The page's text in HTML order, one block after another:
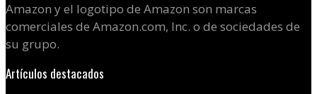
Amazon y el logotipo de Amazon son marcas
comerciales de Amazon.com, Inc. o de sociedades de
su grupo.
Artículos destacados